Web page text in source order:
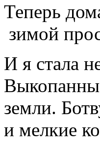
Теперь
зимой
И я стала
земли.
и мелкие